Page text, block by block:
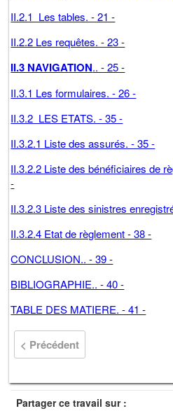
II.2.1 Les tables. - 21 -
II.2.2 Les requêtes. - 23 -
II.3 NAVIGATION.. - 25 -
II.3.1 Les formulaires. - 26 -
II.3.2 LES ETATS. - 35 -
II.3.2.1 Liste des assurés. - 35 -
II.3.2.2 Liste des bénéficiaires de
-
II.3.2.3 Liste des sinistres
II.3.2.4 Etat de règlement - 38 -
CONCLUSION.. - 39 -
BIBLIOGRAPHIE.. - 40 -
TABLE DES MATIERE. - 41 -
< Précédent
Partager ce travail sur :